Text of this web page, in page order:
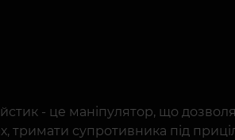
- це маніпулятор, що
тримати супротивника під